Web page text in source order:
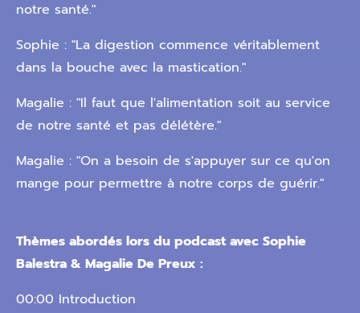
notre santé."
Sophie : "La digestion commence véritablement
dans la bouche avec la mastication."
Magalie : "Il faut que l'alimentation soit au service
de notre santé et pas délétère."
Magalie : "On a besoin de s'appuyer sur ce qu'on
mange pour permettre à notre corps de guérir."
Thèmes abordés lors du podcast avec Sophie
Balestra & Magalie De Preux :
00:00 Introduction